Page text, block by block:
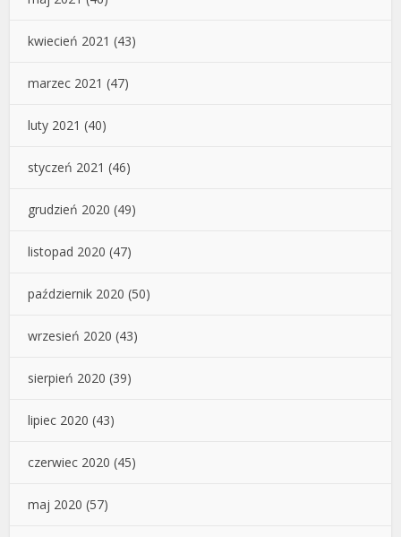
kwiecień 2021 (43)
marzec 2021 (47)
luty 2021 (40)
styczeń 2021 (46)
grudzień 2020 (49)
listopad 2020 (47)
październik 2020 (50)
wrzesień 2020 (43)
sierpień 2020 (39)
lipiec 2020 (43)
czerwiec 2020 (45)
maj 2020 (57)